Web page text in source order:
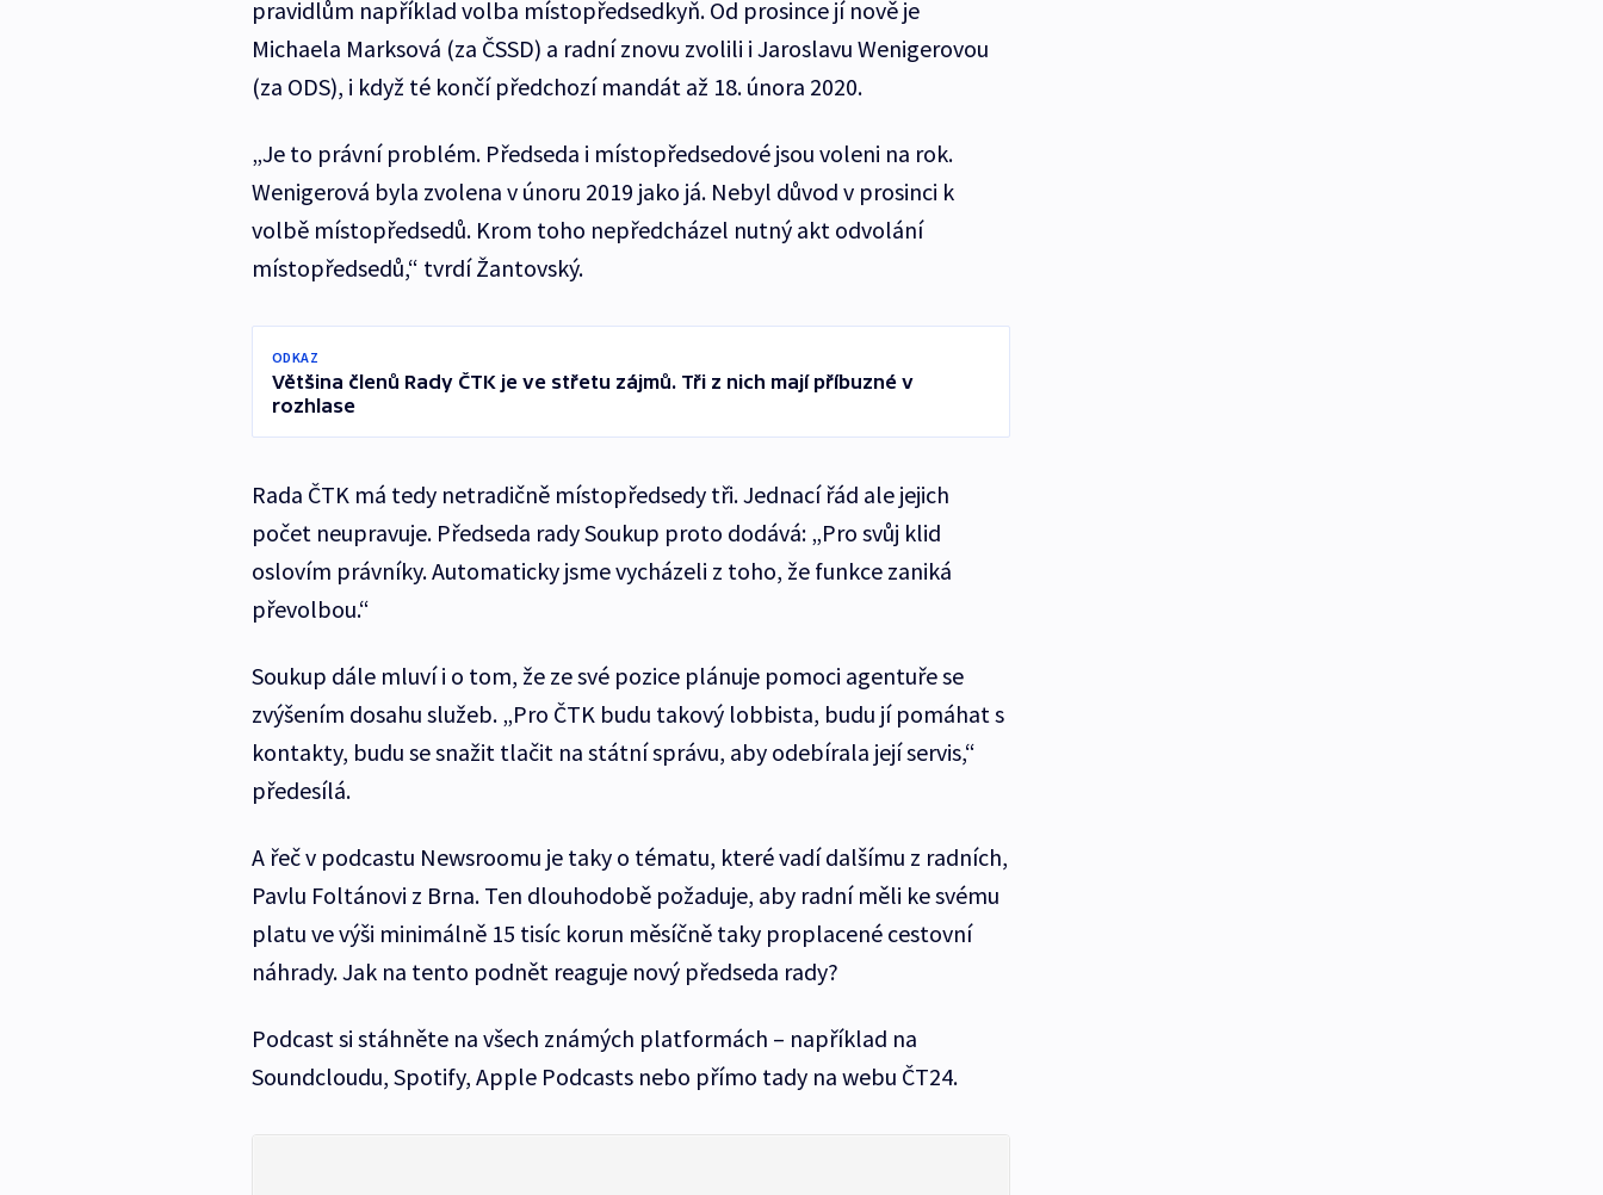
pravidlům například volba místopředsedkyň. Od prosince jí nově je
Michaela Marksová (za ČSSD) a radní znovu zvolili i Jaroslavu Wenigerovou
(za ODS), i když té končí předchozí mandát až 18. února 2020.
„Je to právní problém. Předseda i místopředsedové jsou voleni na rok.
Wenigerová byla zvolena v únoru 2019 jako já. Nebyl důvod v prosinci k
volbě místopředsedů. Krom toho nepředcházel nutný akt odvolání
místopředsedů,“ tvrdí Žantovský.
ODKAZ
Většina členů Rady ČTK je ve střetu zájmů. Tři z nich mají příbuzné v
rozhlase
Rada ČTK má tedy netradičně místopředsedy tři. Jednací řád ale jejich
počet neupravuje. Předseda rady Soukup proto dodává: „Pro svůj klid
oslovím právníky. Automaticky jsme vycházeli z toho, že funkce zaniká
převolbou.“
Soukup dále mluví i o tom, že ze své pozice plánuje pomoci agentuře se
zvýšením dosahu služeb. „Pro ČTK budu takový lobbista, budu jí pomáhat s
kontakty, budu se snažit tlačit na státní správu, aby odebírala její servis,“
předesílá.
A řeč v podcastu Newsroomu je taky o tématu, které vadí dalšímu z radních,
Pavlu Foltánovi z Brna. Ten dlouhodobě požaduje, aby radní měli ke svému
platu ve výši minimálně 15 tisíc korun měsíčně taky proplacené cestovní
náhrady. Jak na tento podnět reaguje nový předseda rady?
Podcast si stáhněte na všech známých platformách – například na
Soundcloudu, Spotify, Apple Podcasts nebo přímo tady na webu ČT24.